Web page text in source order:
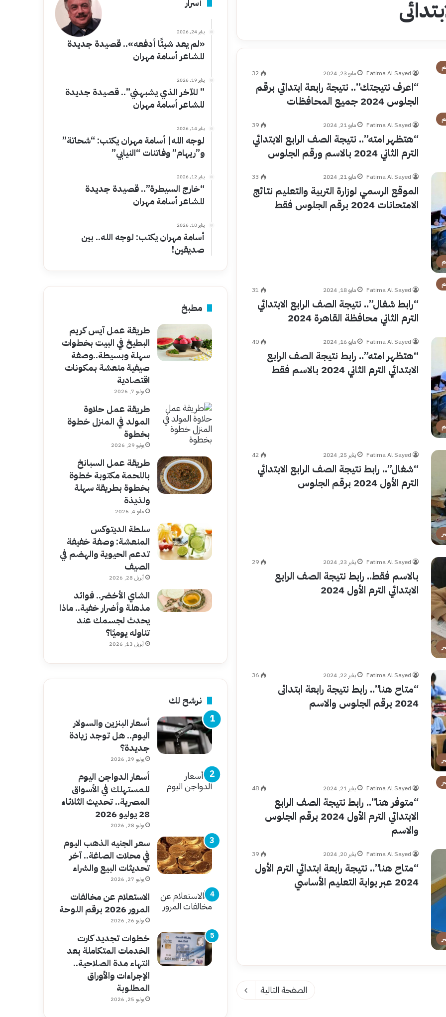
Fatima Al Sayed مايو 23, 2024 32
“اعرف نتيجتك”.. نتيجة رابعة ابتدائي برقم
الجلوس 2024 جميع المحافظات
Fatima Al Sayed مايو 21, 2024 39
“هتظهر امته”.. نتيجة الصف الرابع الابتدائي
الترم الثاني 2024 بالاسم ورقم الجلوس
Fatima Al Sayed مايو 21, 2024 33
الموقع الرسمي لوزارة التربية والتعليم نتائج
الامتحانات 2024 برقم الجلوس فقط
Fatima Al Sayed مايو 18, 2024 31
“رابط شغال”.. نتيجة الصف الرابع الابتدائي
الترم الثاني محافظة القاهرة 2024
Fatima Al Sayed مايو 16, 2024 40
“هتظهر امته”.. رابط نتيجة الصف الرابع
الابتدائي الترم الثاني 2024 بالاسم فقط
Fatima Al Sayed يناير 25, 2024 42
“شغال”.. رابط نتيجة الصف الرابع الابتدائي
الترم الأول 2024 برقم الجلوس
Fatima Al Sayed يناير 23, 2024 29
بالاسم فقط.. رابط نتيجة الصف الرابع
الابتدائي الترم الأول 2024
Fatima Al Sayed يناير 22, 2024 36
“متاح هنا”.. رابط نتيجة رابعة ابتدائى
2024 برقم الجلوس والاسم
Fatima Al Sayed يناير 21, 2024 48
“متوفر هنا”.. رابط نتيجة الصف الرابع
الابتدائي الترم الأول 2024 برقم الجلوس
والاسم
Fatima Al Sayed يناير 20, 2024 39
“متاح هنا”.. نتيجة رابعة ابتدائي الترم الأول
2024 عبر بوابة التعليم الأساسي
الصفحة التالية
أسرار
يناير 24, 2026
«لم يعد شيئًا أدفعه».. قصيدة جديدة
للشاعر أسامة مهران
يناير 19, 2026
” للآخر الذي يشبهني”.. قصيدة جديدة
للشاعر أسامة مهران
يناير 14, 2026
لوجه الله| أسامة مهران يكتب: “شحاتة”
و”ريهام” وفاتنات “النيابي”
يناير 12, 2026
“خارج السيطرة”.. قصيدة جديدة
للشاعر أسامة مهران
يناير 10, 2026
أسامة مهران يكتب: لوجه الله.. بين
صديقين!
مطبخ
طريقة عمل آيس كريم
البطيخ في البيت بخطوات
سهلة وبسيطة..وصفة
صيفية منعشة بمكونات
اقتصادية
يوليو 7, 2026
طريقة عمل حلاوة
المولد في المنزل خطوة
بخطوة
يونيو 29, 2026
طريقة عمل السبانخ
باللحمة مكتوبة خطوة
بخطوة بطريقة سهلة
ولذيذة
مايو 4, 2026
سلطة الديتوكس
المنعشة: وصفة خفيفة
تدعم الحيوية والهضم في
الصيف
أبريل 28, 2026
الشاي الأخضر.. فوائد
مذهلة وأضرار خفية.. ماذا
يحدث لجسمك عند
تناوله يوميًا؟
أبريل 13, 2026
نرشح لك
أسعار البنزين والسولار
اليوم.. هل توجد زيادة
جديدة؟
يوليو 29, 2026
أسعار الدواجن اليوم
للمستهلك في الأسواق
المصرية.. تحديث الثلاثاء
28 يوليو 2026
يوليو 28, 2026
سعر الجنيه الذهب اليوم
في محلات الصاغة.. آخر
تحديثات البيع والشراء
يوليو 27, 2026
الاستعلام عن مخالفات
المرور 2026 برقم اللوحة
يوليو 26, 2026
خطوات تجديد كارت
الخدمات المتكاملة بعد
انتهاء مدة الصلاحية..
الإجراءات والأوراق
المطلوبة
يوليو 25, 2026